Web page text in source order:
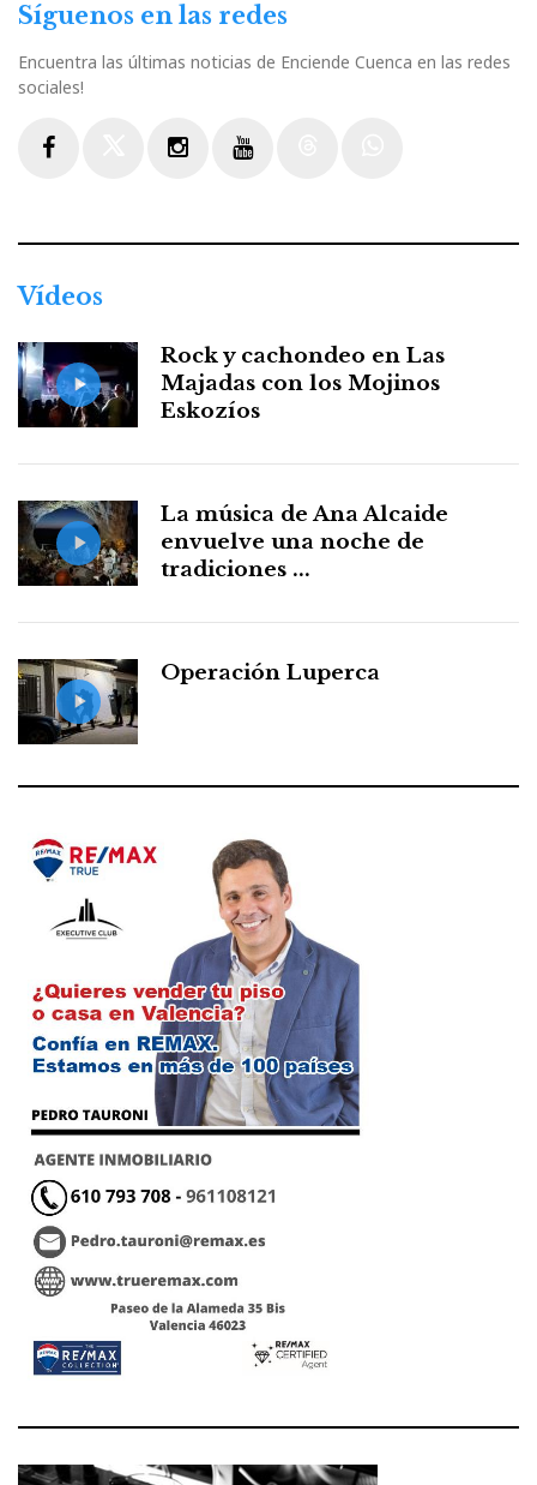
Síguenos en las redes
Encuentra las últimas noticias de Enciende Cuenca en las redes
sociales!
Vídeos
Rock y cachondeo en Las
Majadas con los Mojinos
Eskozíos
La música de Ana Alcaide
envuelve una noche de
tradiciones ...
Operación Luperca